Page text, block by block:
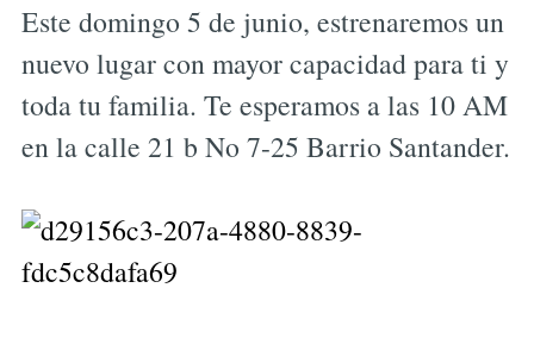
Este domingo 5 de junio, estrenaremos un
nuevo lugar con mayor capacidad para ti y
toda tu familia. Te esperamos a las 10 AM
en la calle 21 b No 7-25 Barrio Santander.